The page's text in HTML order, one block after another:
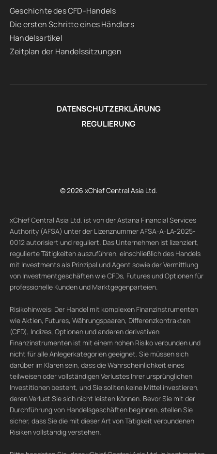
Geschichte des CFD-Handels
Die ersten Schritte eines Händlers
Handelsartikel
Zeitplan der Handelssitzungen
DATENSCHUTZERKLÄRUNG
REGULIERUNG
© 2026 xChief Central Asia Ltd.
xChief Central Asia Ltd. ist von der Astana Financial Services
Authority (AFSA) unter der Lizenznummer AFSA-A-LA-2025-
0012 autorisiert und reguliert. Das Unternehmen ist lizenziert,
regulierte Tätigkeiten auszuführen, einschließlich des Handels
mit Investments als Prinzipal und Agent sowie der Vermittlung
von Investmentgeschäften wie CFDs, Futures und Optionen für
professionelle Kunden und Marktgegenparteien.
Risikohinweis: Der Handel mit komplexen Finanzinstrumenten
wie Aktien, Futures, Währungspaaren, Differenzkontrakten
(CFD), Indizes, Optionen und anderen derivativen
Finanzinstrumenten ist mit einem hohen Risiko verbunden und
nicht für alle Anlegerkategorien geeignet. Sie müssen sich
darüber im Klaren sein, dass die Wahrscheinlichkeit eines
teilweisen oder vollständigen Verlustes Ihrer ursprünglichen
Investitionen besteht, und Sie sollten keine Mittel investieren,
deren Verlust Sie sich nicht leisten können. Bevor Sie mit der
Durchführung von Handelsgeschäften beginnen, stellen Sie
sicher, dass Sie die mit dieser Art von Tätigkeit verbundenen
Risiken vollständig verstehen.